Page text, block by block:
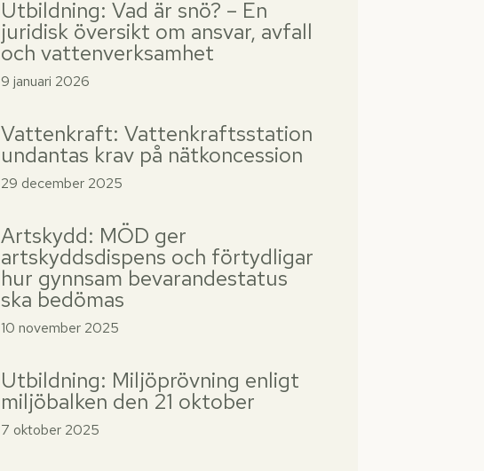
Utbildning: Vad är snö? – En
juridisk översikt om ansvar, avfall
och vattenverksamhet
9 januari 2026
Vattenkraft: Vattenkraftsstation
undantas krav på nätkoncession
29 december 2025
Artskydd: MÖD ger
artskyddsdispens och förtydligar
hur gynnsam bevarandestatus
ska bedömas
10 november 2025
Utbildning: Miljöprövning enligt
miljöbalken den 21 oktober
7 oktober 2025